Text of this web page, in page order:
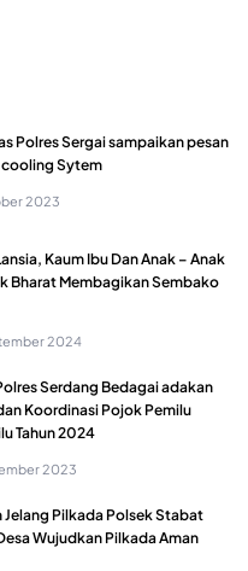
Polres Sergai sampaikan pesan
Sytem
2023
Kaum Ibu Dan Anak – Anak
Bharat Membagikan Sembako
2024
Serdang Bedagai adakan
Koordinasi Pojok Pemilu
Tahun 2024
2023
Pilkada Polsek Stabat
Wujudkan Pilkada Aman